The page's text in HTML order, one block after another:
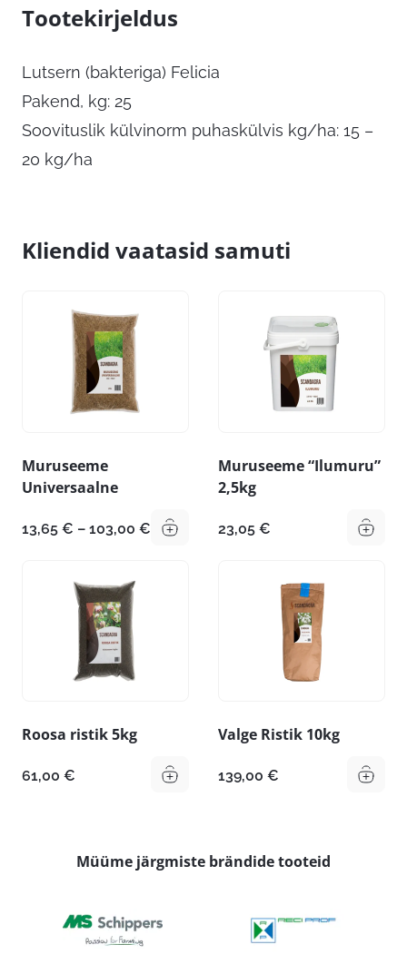
Tootekirjeldus
Lutsern (bakteriga) Felicia
Pakend, kg: 25
Soovituslik külvinorm puhaskülvis kg/ha: 15 –
20 kg/ha
Kliendid vaatasid samuti
Muruseeme
Universaalne
13,65 € – 103,00 € Hinnavahemik:
Muruseeme “Ilumuru”
2,5kg
23,05 €
Roosa ristik 5kg
61,00 €
Valge Ristik 10kg
139,00 €
Müüme järgmiste brändide tooteid